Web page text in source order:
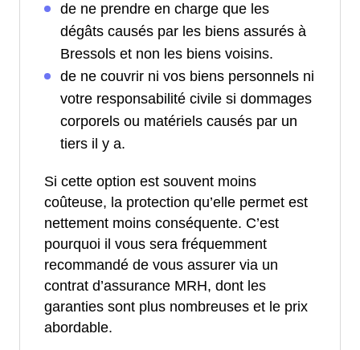
de ne prendre en charge que les
dégâts causés par les biens assurés à
Bressols et non les biens voisins.
de ne couvrir ni vos biens personnels ni
votre responsabilité civile si dommages
corporels ou matériels causés par un
tiers il y a.
Si cette option est souvent moins
coûteuse, la protection qu’elle permet est
nettement moins conséquente. C’est
pourquoi il vous sera fréquemment
recommandé de vous assurer via un
contrat d’assurance MRH, dont les
garanties sont plus nombreuses et le prix
abordable.